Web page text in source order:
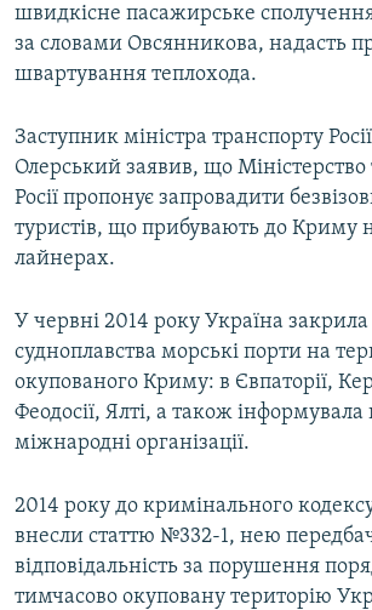
швидкісне пасажирське
за словами Овсянникова, надасть
швартування теплохода.
Заступник міністра транспорту
Олерський заявив, що Міністерство
Росії пропонує запровадити
туристів, що прибувають до Криму
лайнерах.
У червні 2014 року Україна
судноплавства морські порти на
окупованого Криму: в Євпаторії,
Феодосії, Ялті, а також інформувала
міжнародні організації.
2014 року до кримінального
внесли статтю №332-1, нею
відповідальність за порушення
тимчасово окуповану територію